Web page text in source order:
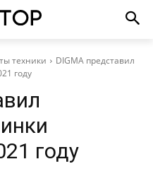
техники
DIGMA представил
году
году